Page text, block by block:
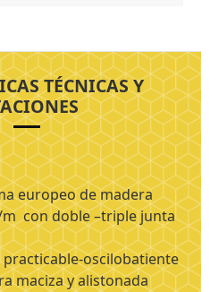
TÉCNICAS Y
europeo de madera
con doble –triple junta
oscilobatiente
maciza y alistonada